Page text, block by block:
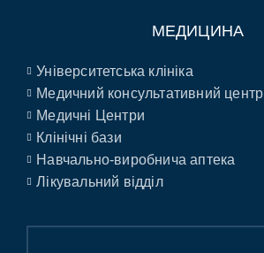
МЕДИЦИНА
Університетська клініка
Медичний консультативний центр
Медичні Центри
Клінічні бази
Навчально-виробнича аптека
Лікувальний відділ